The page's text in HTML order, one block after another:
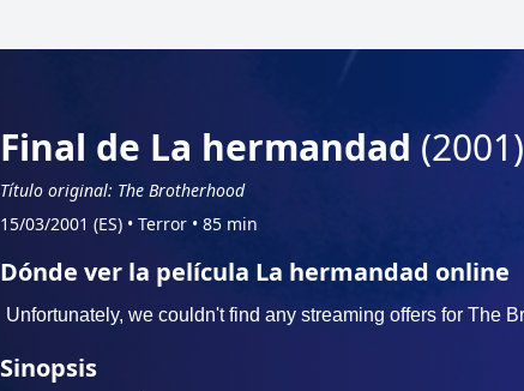
Final de La hermandad (2001)
Título original: The Brotherhood
15/03/2001 (ES) •Terror •85 min
Dónde ver la película La hermandad online
Sinopsis